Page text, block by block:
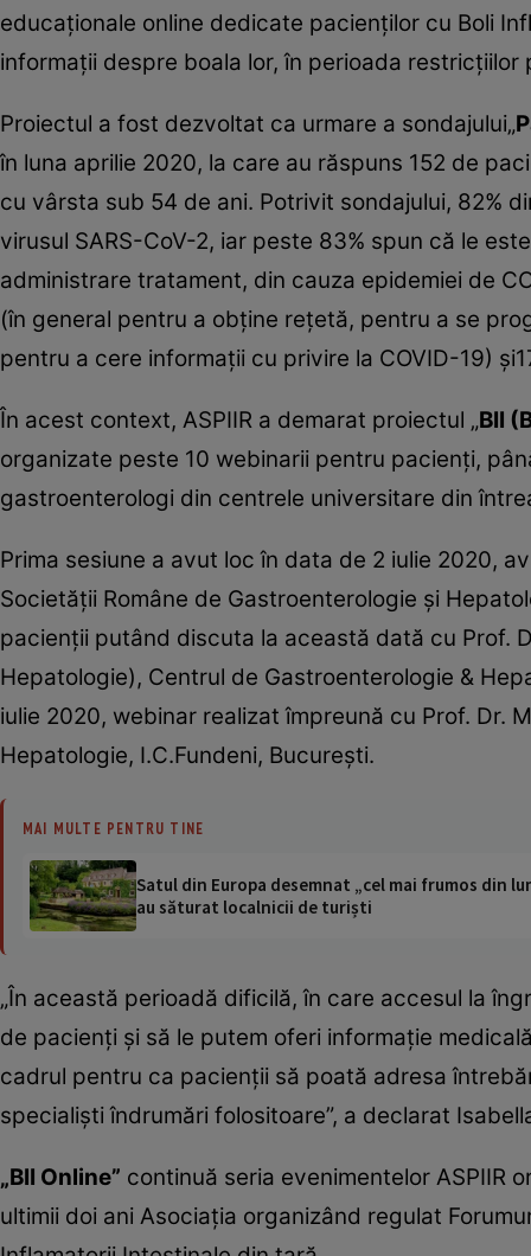
educaţionale online dedicate pacienţilor cu Boli
informaţii despre boala lor, în perioada restricţiilor
Proiectul a fost dezvoltat ca urmare a sondajului„
în luna aprilie 2020, la care au răspuns 152 de
cu vârsta sub 54 de ani. Potrivit sondajului, 82%
virusul SARS-CoV-2, iar peste 83% spun că le
administrare tratament, din cauza epidemiei de
(în general pentru a obţine reţetă, pentru a se
pentru a cere informaţii cu privire la COVID-19)
În acest context, ASPIIR a demarat proiectul „BII
organizate peste 10 webinarii pentru pacienţi,
gastroenterologi din centrele universitare din
Prima sesiune a avut loc în data de 2 iulie 2020,
Societăţii Române de Gastroenterologie şi
pacienţii putând discuta la această dată cu Prof.
Hepatologie), Centrul de Gastroenterologie &
iulie 2020, webinar realizat împreună cu Prof. Dr.
Hepatologie, I.C.Fundeni, Bucureşti.
MAI MULTE PENTRU TINE
Satul din Europa desemnat „cel mai frumos din
au săturat localnicii de turiști
„În această perioadă dificilă, în care accesul la
de pacienţi şi să le putem oferi informaţie
cadrul pentru ca pacienţii să poată adresa
specialişti îndrumări folositoare”, a declarat
„BII Online” continuă seria evenimentelor ASPIIR
ultimii doi ani Asociaţia organizând regulat